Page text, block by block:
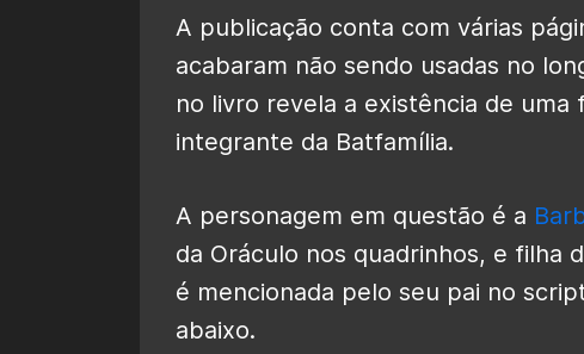
A publicação conta com várias
acabaram não sendo usadas no
no livro revela a existência de uma
integrante da Batfamília.
A personagem em questão é a
da Oráculo nos quadrinhos, e filha
é mencionada pelo seu pai no
abaixo.